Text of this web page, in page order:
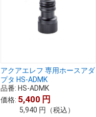
アクアエレフ 専用ホースアダ
プタ HS-ADMK
品番: HS-ADMK
価格: 5,400 円
5,940 円 （税込）